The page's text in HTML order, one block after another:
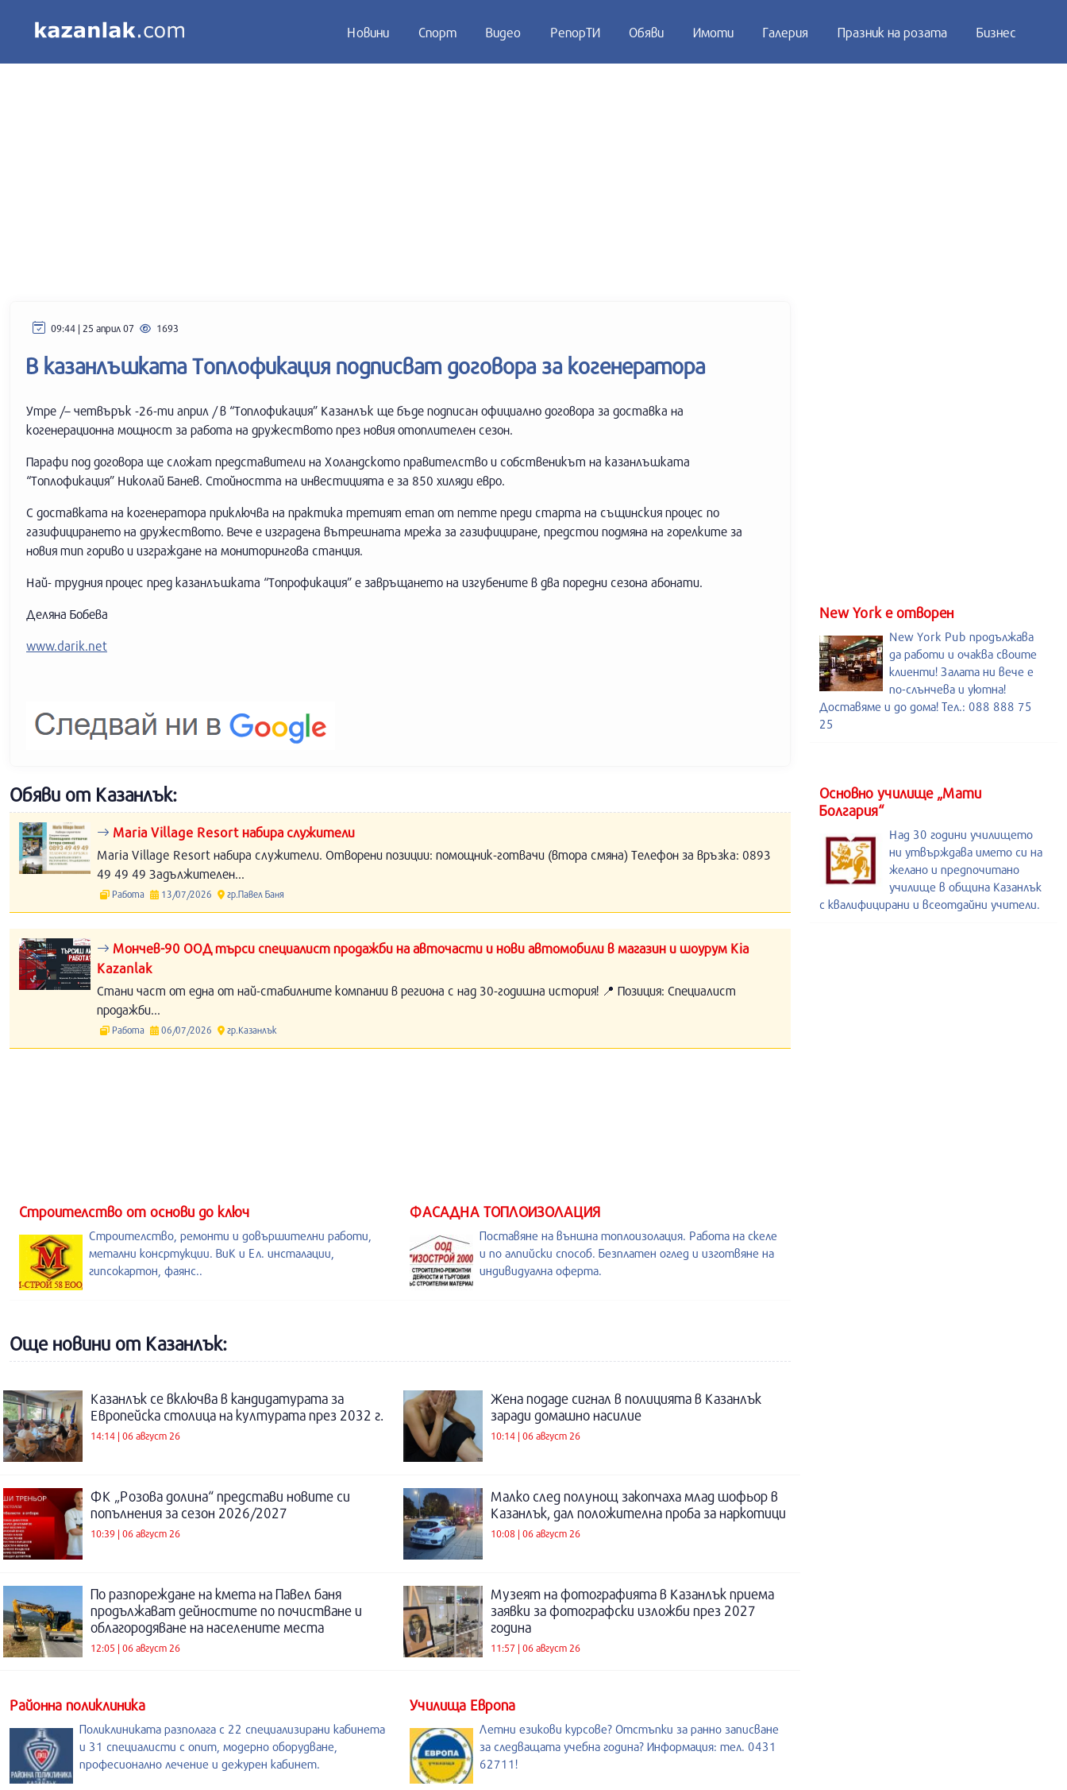
Новини Спорт Видео РепорТИ Обяви Имоти Галерия Празник на розата Бизнес
09:44 | 25 април 07 1693
В казанлъшката Топлофикация подписват договора за когенератора
Утре /– четвърък -26-ти април / в “Топлофикация” Казанлък ще бъде подписан официално договора за доставка на
когенерационна мощност за работа на дружеството през новия отоплителен сезон.
Парафи под договора ще сложат представители на Холандското правителство и собственикът на казанлъшката
“Топлофикация” Николай Банев. Стойността на инвестицията е за 850 хиляди евро.
С доставката на когенератора приключва на практика третият етап от петте преди старта на същинския процес по
газифицирането на дружеството. Вече е изградена вътрешната мрежа за газифициране, предстои подмяна на горелките за
новия тип гориво и изграждане на мониторингова станция.
Най- трудния процес пред казанлъшката “Топрофикация” е завръщането на изгубените в два поредни сезона абонати.
Деляна Бобева
www.darik.net
Обяви от Казанлък:
Maria Village Resort набира служители
Maria Village Resort набира служители. Отворени позиции: помощник-готвачи (втора смяна) Телефон за връзка: 0893
49 49 49 Задължителен...
Работа 13/07/2026 гр.Павел Баня
Мончев-90 ООД търси специалист продажби на авточасти и нови автомобили в магазин и шоурум Kia
Kazanlak
Стани част от една от най-стабилните компании в региона с над 30-годишна история! 📍 Позиция: Специалист
продажби...
Работа 06/07/2026 гр.Казанлък
New York е отворен
New York Pub продължава
да работи и очаква своите
клиенти! Залата ни вече е
по-слънчева и уютна!
Доставяме и до дома! Тел.: 088 888 75
25
Основно училище „Мати
Болгария“
Над 30 години училището
ни утвърждава името си на
желано и предпочитано
училище в община Казанлък
с квалифицирани и всеотдайни учители.
Строителство от основи до ключ
Строителство, ремонти и довършителни работи,
метални консртукции. ВиК и Ел. инсталации,
гипсокартон, фаянс..
ФАСАДНА ТОПЛОИЗОЛАЦИЯ
Поставяне на външна топлоизолация. Работа на скеле
и по алпийски способ. Безплатен оглед и изготвяне на
индивидуална оферта.
Още новини от Казанлък:
Казанлък се включва в кандидатурата за
Европейска столица на културата през 2032 г.
14:14 | 06 август 26
Жена подаде сигнал в полицията в Казанлък
заради домашно насилие
10:14 | 06 август 26
ФК „Розова долина“ представи новите си
попълнения за сезон 2026/2027
10:39 | 06 август 26
Малко след полунощ закопчаха млад шофьор в
Казанлък, дал положителна проба за наркотици
10:08 | 06 август 26
По разпореждане на кмета на Павел баня
продължават дейностите по почистване и
облагородяване на населените места
12:05 | 06 август 26
Музеят на фотографията в Казанлък приема
заявки за фотографски изложби през 2027
година
11:57 | 06 август 26
Районна поликлиника
Поликлиниката разполага с 22 специализирани кабинета
и 31 специалисти с опит, модерно оборудване,
професионално лечение и дежурен кабинет.
Училища Европа
Летни езикови курсове? Отстъпки за ранно записване
за следващата учебна година? Информация: тел. 0431
62711!